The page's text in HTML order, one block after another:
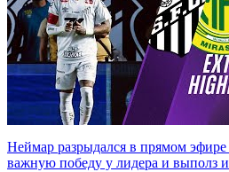
Неймар разрыдался в прямом
важную победу у лидера и выполз